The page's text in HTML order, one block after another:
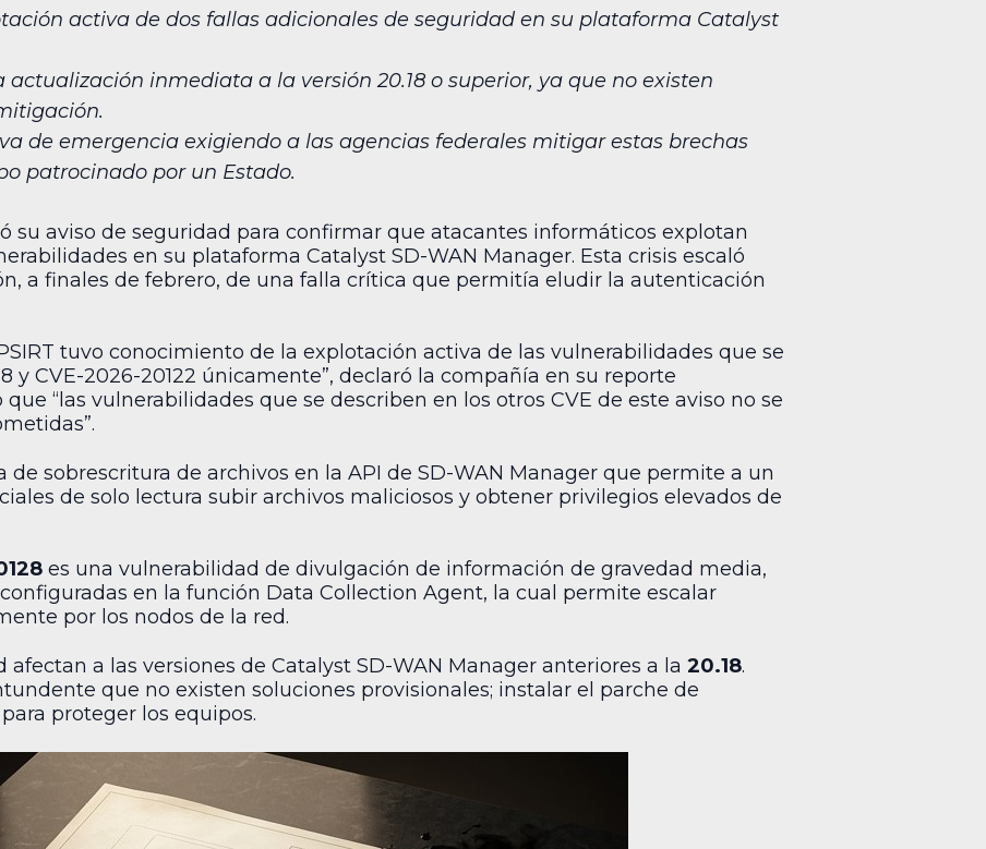
activa de dos fallas adicionales de seguridad en su plataforma Catalyst
actualización inmediata a la versión 20.18 o superior, ya que no existen
de emergencia exigiendo a las agencias federales mitigar estas brechas
patrocinado por un Estado.
su aviso de seguridad para confirmar que atacantes informáticos explotan
en su plataforma Catalyst SD-WAN Manager. Esta crisis escaló
a finales de febrero, de una falla crítica que permitía eludir la autenticación
tuvo conocimiento de la explotación activa de las vulnerabilidades que se
y CVE-2026-20122 únicamente”, declaró la compañía en su reporte
“las vulnerabilidades que se describen en los otros CVE de este aviso no se
de sobrescritura de archivos en la API de SD-WAN Manager que permite a un
de solo lectura subir archivos maliciosos y obtener privilegios elevados de
es una vulnerabilidad de divulgación de información de gravedad media,
en la función Data Collection Agent, la cual permite escalar
por los nodos de la red.
a las versiones de Catalyst SD-WAN Manager anteriores a la 20.18.
que no existen soluciones provisionales; instalar el parche de
proteger los equipos.